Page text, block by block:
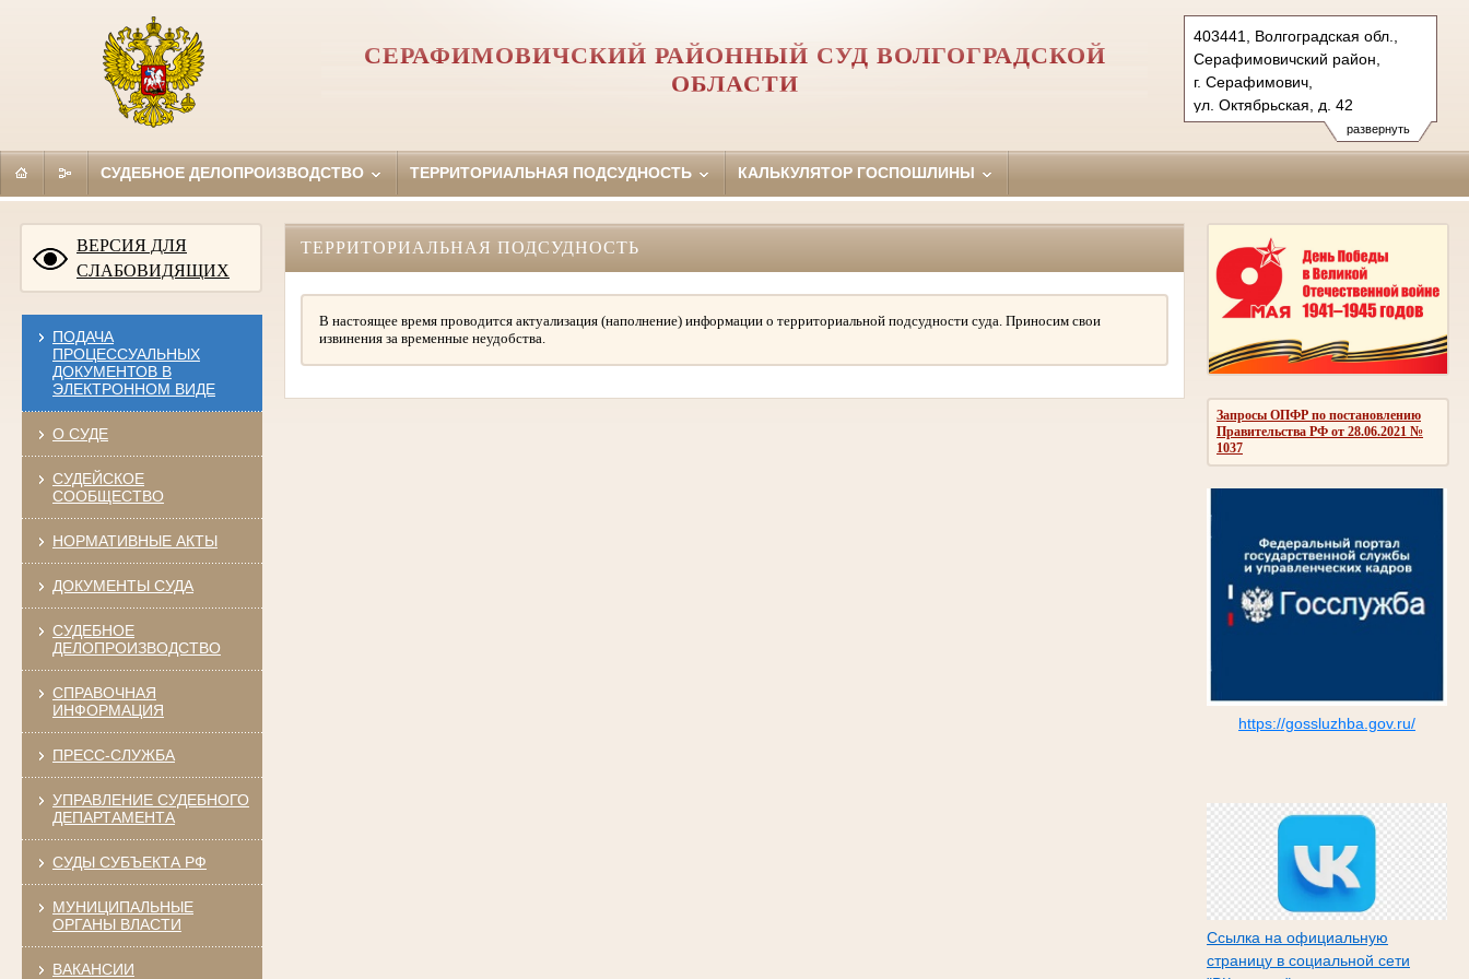
развернуть
403441, Волгоградская обл.,
Серафимовичский район,
г. Серафимович,
ул. Октябрьская, д. 42
Тел.: (84464)-4-49-57
seraf.vol@sudrf.ru
СЕРАФИМОВИЧСКИЙ РАЙОННЫЙ СУД ВОЛГОГРАДСКОЙ
ОБЛАСТИ
СУДЕБНОЕ ДЕЛОПРОИЗВОДСТВО ТЕРРИТОРИАЛЬНАЯ ПОДСУДНОСТЬ КАЛЬКУЛЯТОР ГОСПОШЛИНЫ
ВЕРСИЯ ДЛЯ
СЛАБОВИДЯЩИХ
ПОДАЧА
ПРОЦЕССУАЛЬНЫХ
ДОКУМЕНТОВ В
ЭЛЕКТРОННОМ ВИДЕ
О СУДЕ
СУДЕЙСКОЕ
СООБЩЕСТВО
НОРМАТИВНЫЕ АКТЫ
ДОКУМЕНТЫ СУДА
СУДЕБНОЕ
ДЕЛОПРОИЗВОДСТВО
СПРАВОЧНАЯ
ИНФОРМАЦИЯ
ПРЕСС-СЛУЖБА
УПРАВЛЕНИЕ СУДЕБНОГО
ДЕПАРТАМЕНТА
СУДЫ СУБЪЕКТА РФ
МУНИЦИПАЛЬНЫЕ
ОРГАНЫ ВЛАСТИ
ВАКАНСИИ
Запросы ОПФР по постановлению
Правительства РФ от 28.06.2021 №
1037
https://gossluzhba.gov.ru/
Ссылка на официальную
страницу в социальной сети
ТЕРРИТОРИАЛЬНАЯ ПОДСУДНОСТЬ
В настоящее время проводится актуализация (наполнение) информации о территориальной подсудности суда. Приносим свои
извинения за временные неудобства.